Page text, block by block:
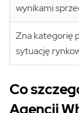
wynikami
Zna kategorię
sytuację
Co